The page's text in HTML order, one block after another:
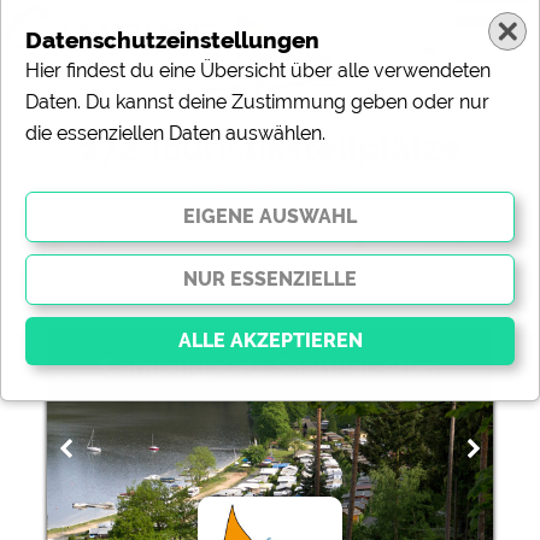
272 Touristikstellplätze
ändern Sortierung:
Campingplatz Saalthal-Alter
Datenschutzeinstellungen
Hier findest du eine Übersicht über alle verwendeten
Daten. Du kannst deine Zustimmung geben oder nur
die essenziellen Daten auswählen.
Essenziell
Essenzielle Cookies ermöglichen grundlegende
Funktionen und sind für die einwandfreie Funktion der
Website dringend erforderlich. Ohne diese Cookies
werden Teile der Website nicht funktionieren